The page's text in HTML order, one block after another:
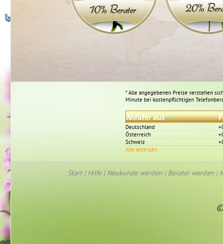
* Alle angegebenen Preise verstehen
Minute bei kostenpflichtigen
Anrufer aus
Deutschland
Österreich
Schweiz
Alle anzeigen
Start|Hilfe|Neukunde werden |Berater werden |